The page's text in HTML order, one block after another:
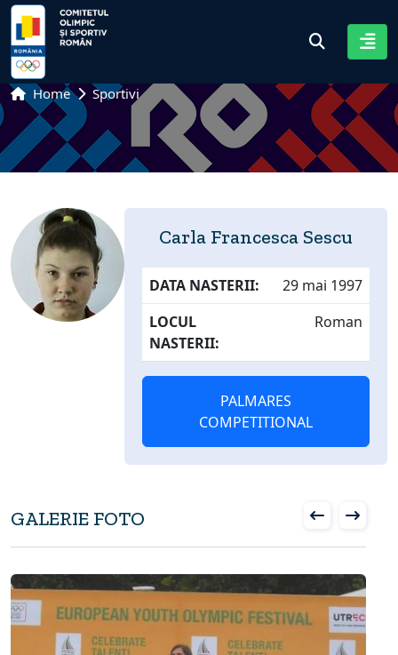
Home Sportivi
Carla Francesca Sescu
DATA NASTERII:
29 mai 1997
LOCUL
NASTERII:
Roman
PALMARES
COMPETITIONAL
GALERIE FOTO